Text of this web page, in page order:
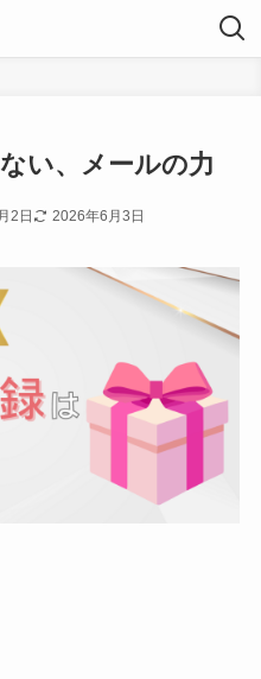
い、メールの力
2日 2026年6月3日